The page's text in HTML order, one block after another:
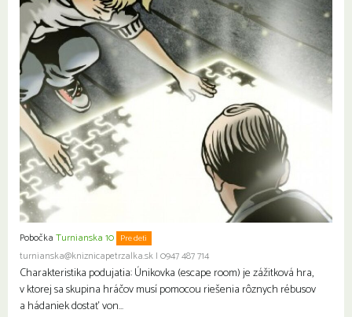
Pobočka Turnianska 10 Pre deti
turnianska@kniznicapetrzalka.sk | 0947 487 714
Charakteristika podujatia: Únikovka (escape room) je zážitková hra,
v ktorej sa skupina hráčov musí pomocou riešenia rôznych rébusov
a hádaniek dostať von…